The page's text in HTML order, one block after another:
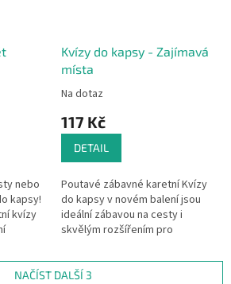
nebo
kapsy!
kvízy
Kvízy do kapsy - Zajímavá
místa
Na dotaz
117 Kč
DETAIL
Poutavé zábavné karetní Kvízy
do kapsy v novém balení jsou
ideální zábavou na cesty i
skvělým rozšířením pro
odpovědi. V každé krabičce
Kvízů...
NAČÍST DALŠÍ 3